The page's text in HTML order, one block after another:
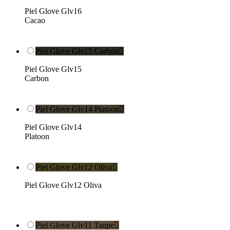
Piel Glove Glv16
Cacao
Piel Glove Glv15 Carbon
Piel Glove Glv15
Carbon
Piel Glove Glv14 Platoon
Piel Glove Glv14
Platoon
Piel Glove Glv12 Oliva
Piel Glove Glv12 Oliva
Piel Glove Glv11 Taupe